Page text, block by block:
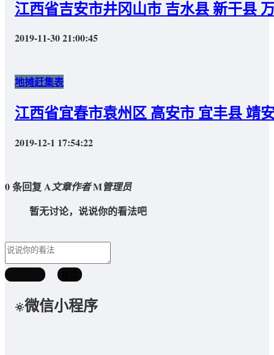
江西省吉安市井冈山市 吉水县 新干县
2019-11-30 21:00:45
地摊赶集表
江西省宜春市袁州区 高安市 宜丰县 靖
2019-12-1 17:54:22
0 条回复 A文章作者M管理员
暂无讨论，说说你的看法吧
微信小程序